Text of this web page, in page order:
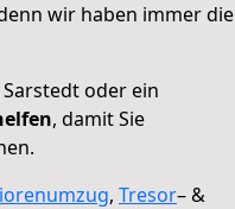
wir haben immer die
oder ein
, damit Sie
, Tresor– &